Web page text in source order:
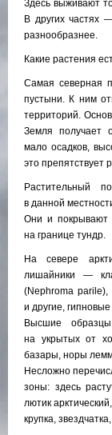
Здесь выживают
В других частях
разнообразнее.
Какие растения
Самая северная
пустыни. К ним
территорий.
Земля получает
мало осадков,
это препятствует
Растительный
в данной
Они и покрывают
на границе тундр.
На севере
лишайники —
(Nephroma
и другие,
Высшие
на укрытых от
базары, норы
Несложно
зоны: здесь
лютик
крупка,